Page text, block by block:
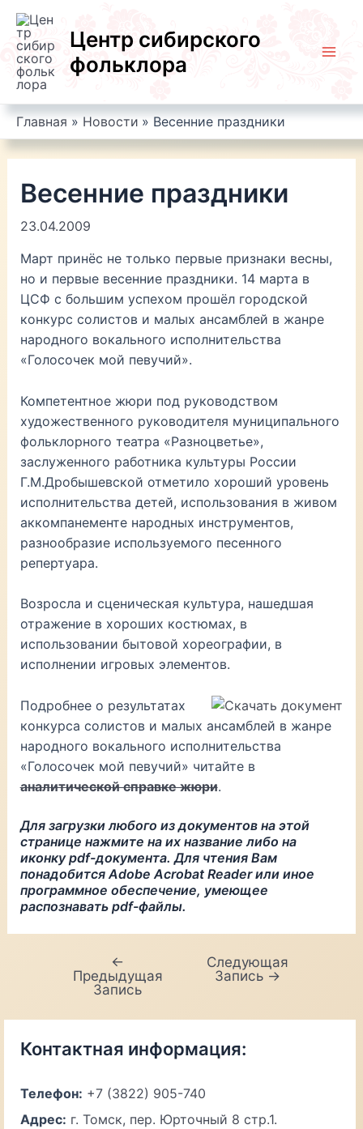
Перейти
содержимомуЦентр сибирского
фольклора
Главная Новости Весенние праздники
Весенние праздники
23.04.2009
Март принёс не только первые признаки весны,
но и первые весенние праздники. 14 марта в
ЦСФ с большим успехом прошёл городской
конкурс солистов и малых ансамблей в жанре
народного вокального исполнительства
«Голосочек мой певучий».
Компетентное жюри под руководством
художественного руководителя муниципального
фольклорного театра «Разноцветье»,
заслуженного работника культуры России
Г.М.Дробышевской отметило хороший уровень
исполнительства детей, использования в живом
аккомпанементе народных инструментов,
разнообразие используемого песенного
репертуара.
Возросла и сценическая культура, нашедшая
отражение в хороших костюмах, в
использовании бытовой хореографии, в
исполнении игровых элементов.
Подробнее о результатах
конкурса солистов и малых ансамблей в жанре
народного вокального исполнительства
«Голосочек мой певучий» читайте в
аналитической справке жюри.
Для загрузки любого из документов на этой
странице нажмите на их название либо на
иконку pdf-документа. Для чтения Вам
понадобится Adobe Acrobat Reader или иное
программное обеспечение, умеющее
распознавать pdf-файлы.
Навигация←
Предыдущая
Запись
Следующая
Запись →
Контактная информация:
Телефон: +7 (3822) 905-740
Адрес: г. Томск, пер. Юрточный 8 стр.1.